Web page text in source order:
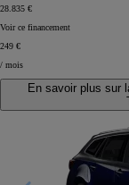
28.835 €
Voir ce financement
249 €
/ mois
En savoir plus sur